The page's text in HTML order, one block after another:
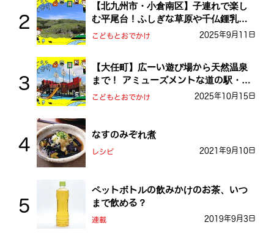
【北九州市・小倉南区】子連れで楽し
む平尾台！ふしぎな草原や千仏鍾乳洞
を探検しよう！
こどもとおでかけ 2025年9月11日
【大任町】広ーい遊び場から天然温泉
まで！ アミューズメントな道の駅・お
おとう桜街道
こどもとおでかけ 2025年10月15日
なすのみぞれ煮
レシピ 2021年9月10日
ペットボトルの飲みかけのお茶、いつ
まで飲める？
連載 2019年9月3日